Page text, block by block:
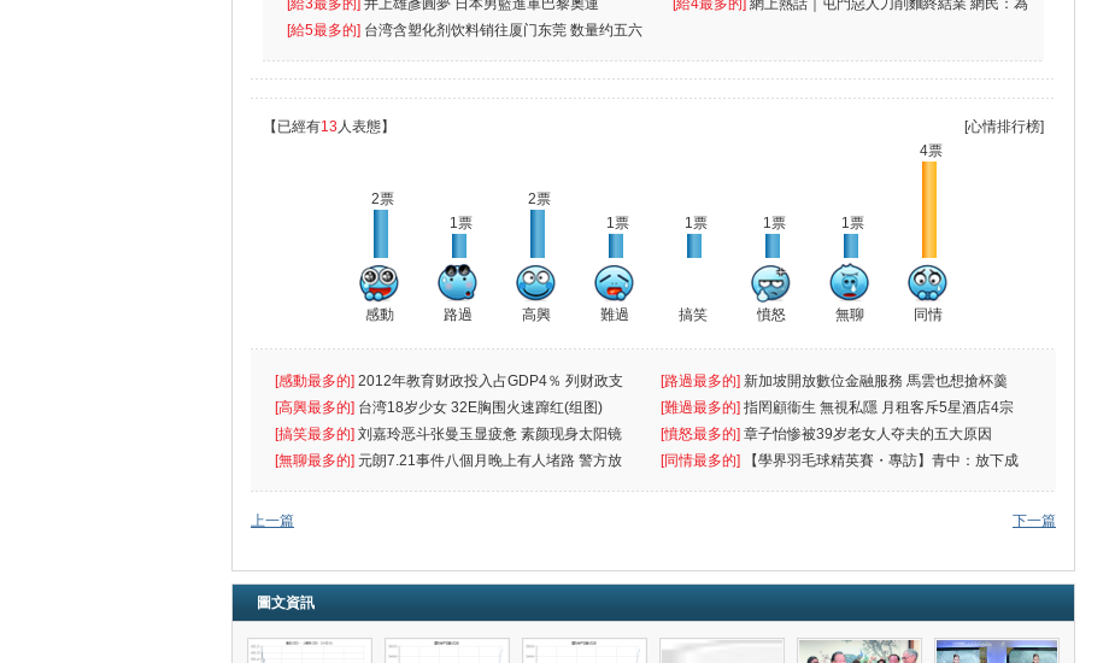
[給3最多的] 井上雄彥圓夢 日本男籃進軍巴黎奧運 [給4最多的] 網上熱話｜屯門惡人刀削麵終結業 網民：為
[給5最多的] 台湾含塑化剂饮料销往厦门东莞 数量约五六
[心情排行榜]
【已經有13 人表態】
2票
感動
1票
路過
2票
高興
1票
難過
1票
搞笑
1票
憤怒
1票
無聊
4票
同情
[感動最多的] 2012年教育财政投入占GDP4％ 列财政支
出首位
[路過最多的] 新加坡開放數位金融服務 馬雲也想搶杯羹
[高興最多的] 台湾18岁少女 32E胸围火速蹿红(组图) [難過最多的] 指罔顧衞生 無視私隱 月租客斥5星酒店4宗
罪
[搞笑最多的] 刘嘉玲恶斗张曼玉显疲惫 素颜现身太阳镜
遮
[憤怒最多的] 章子怡惨被39岁老女人夺夫的五大原因
[無聊最多的] 元朗7.21事件八個月晚上有人堵路 警方放
催
[同情最多的]
【學界羽毛球精英賽・專訪】青中：放下成
敗
上一篇
下一篇
圖文資訊